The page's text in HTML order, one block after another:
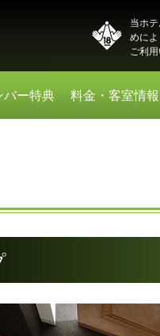
当ホ
めに
ご利
バー特典 料金・客室情報